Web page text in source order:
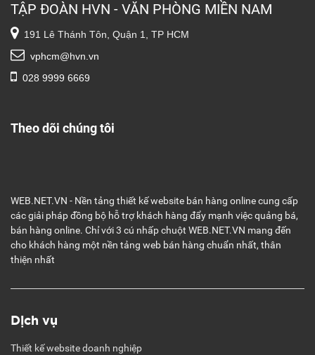
TẬP ĐOÀN HVN - VĂN PHÒNG MIỀN NAM
191 Lê Thánh Tôn, Quận 1, TP HCM
vphcm@hvn.vn
028 9999 6669
Theo dõi chúng tôi
WEB.NET.VN - Nền tảng thiết kế website bán hàng online cung cấp
các giải pháp đồng bộ hỗ trợ khách hàng đẩy mạnh việc quảng bá,
bán hàng online. Chỉ với 3 cú nhấp chuột WEB.NET.VN mang đến
cho khách hàng một nền tảng web bán hàng chuẩn nhất, thân
thiện nhất
Dịch vụ
Thiết kế website doanh nghiệp